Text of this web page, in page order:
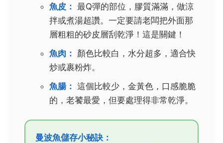
魚皮： 最Q彈的部位，膠質滿滿，做涼
拌或煮湯超讚。一定要請老闆把外面那
層粗粗的砂皮層刮乾淨！這是關鍵！
魚肉： 顏色比較白，水分超多，適合快
炒或裹粉炸。
魚腸： 這個比較少，金黃色，口感脆脆
的，老饕最愛，但要處理得非常乾淨。
曼波魚儲存小秘訣：